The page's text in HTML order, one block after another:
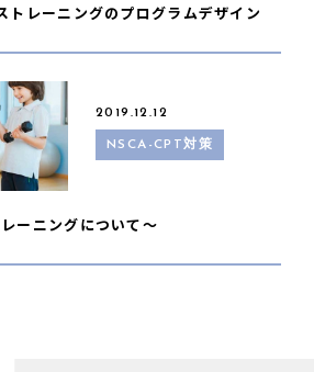
トレーニングのプログラムデザイン
2019.12.12
NSCA-CPT対策
ーニングについて〜